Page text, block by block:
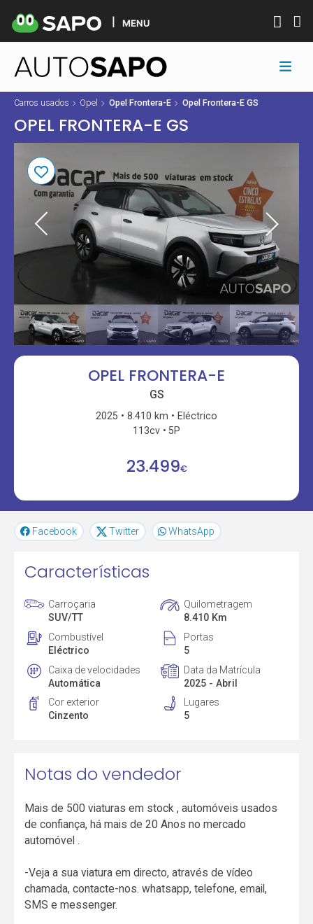
MENU
Carros usados Opel Opel Frontera-E Opel Frontera-E GS
OPEL FRONTERA-E GS
OPEL FRONTERA-E
GS
2025 8.410 km
Eléctrico
113cv
5P
23.499€
Facebook Twitter WhatsApp
Características
Carroçaria
SUV/TT
Quilometragem
8.410 Km
Combustível
Eléctrico
Portas
5
Caixa de velocidades
Automática
Data da Matrícula
2025 - Abril
Cor exterior
Cinzento
Lugares
5
Notas do vendedor
Mais de 500 viaturas em stock , automóveis usados
de confiança, há mais de 20 Anos no mercado
automóvel .
-Veja a sua viatura em directo, através de vídeo
chamada, contacte-nos. whatsapp, telefone, email,
SMS e messenger.